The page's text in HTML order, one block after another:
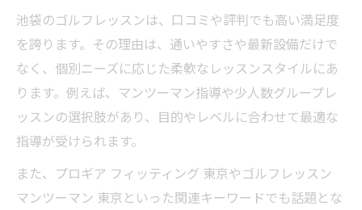
池袋のゴルフレッスンは、口コミや評判でも高い満足度
を誇ります。その理由は、通いやすさや最新設備だけで
なく、個別ニーズに応じた柔軟なレッスンスタイルにあ
ります。例えば、マンツーマン指導や少人数グループレ
ッスンの選択肢があり、目的やレベルに合わせて最適な
指導が受けられます。
また、プロギア フィッティング 東京やゴルフレッスン
マンツーマン 東京といった関連キーワードでも話題とな